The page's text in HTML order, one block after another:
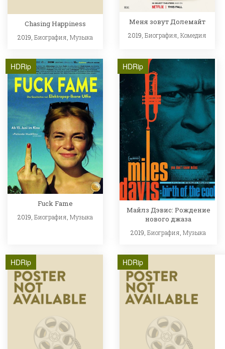
Chasing Happiness
2019, Биография Музыка
Меня зовут Долемайт
2019,Биография,Комедия
HDRip
Fuck Fame
2019, Биография Музыка
HDRip
Майлз Дэвис: Рождение
нового джаза
2019,Биография ,Музыка
HDRip HDRip